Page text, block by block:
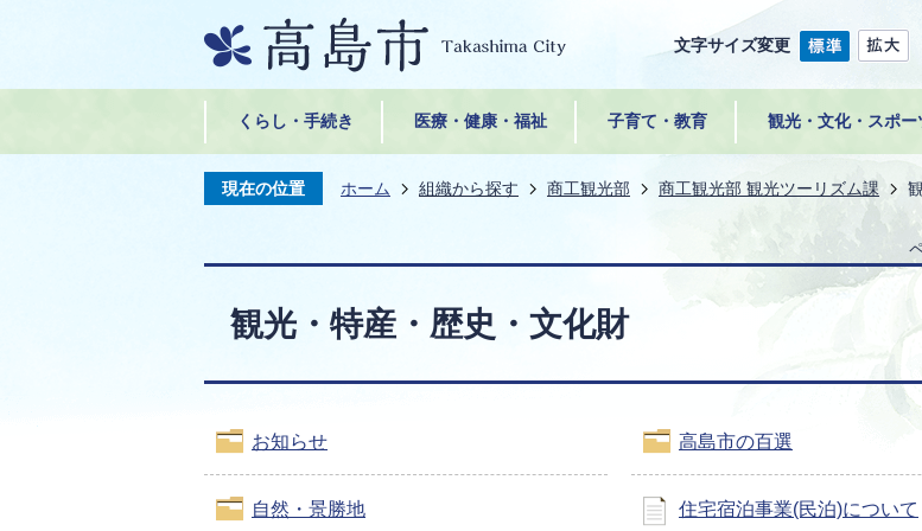
文字サイズ変更
くらし・手続き 医療・健康・福祉 子育て・教育 観光・文化・スポー
現在の位置 ホーム 組織から探す 商工観光部 商工観光部 観光ツーリズム課
観光・特産・歴史・文化財
お知らせ 高島市の百選
自然・景勝地 住宅宿泊事業(民泊)について